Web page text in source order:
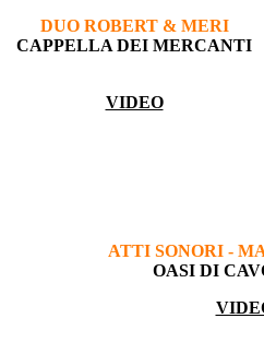
DUO ROBERT & MERI
CAPPELLA DEI MERCANTI
VIDEO
ATTI SONORI -
OASI DI